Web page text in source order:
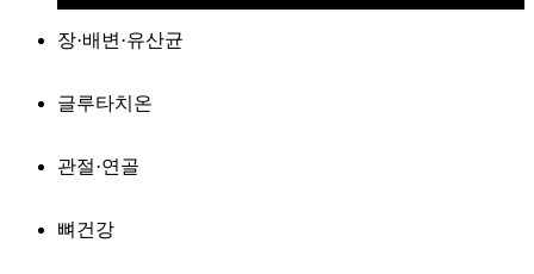
장·배변·유산균
글루타치온
관절·연골
뼈건강